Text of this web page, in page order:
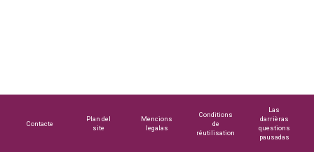
Contacte
Plan del
site
Mencions
legalas
Conditions
de
réutilisation
Las
darrièras
questions
pausadas